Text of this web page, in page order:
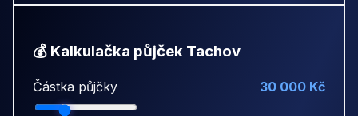
💰 Kalkulačka půjček Tachov
Částka půjčky 30 000 Kč